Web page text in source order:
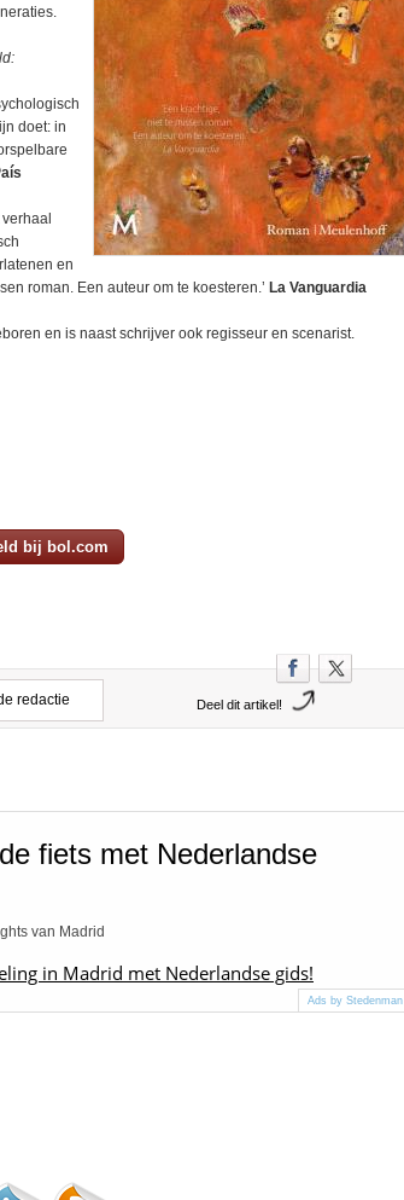
doet: in
en
roman. Een auteur om te koesteren.’ La Vanguardia
en is naast schrijver ook regisseur en scenarist.
bij bol.com
redactie Deel dit artikel!
fiets met Nederlandse
van Madrid
in Madrid met Nederlandse gids!
Ads by Stedenman